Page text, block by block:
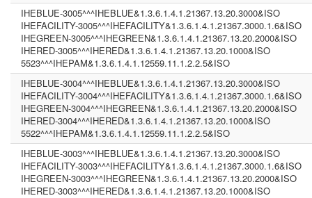
IHEBLUE-3005^^^IHEBLUE&1.3.6.1.4.1.21367.13.20.3000&ISO
IHEFACILITY-3005^^^IHEFACILITY&1.3.6.1.4.1.21367.3000.1.6&ISO
IHEGREEN-3005^^^IHEGREEN&1.3.6.1.4.1.21367.13.20.2000&ISO
IHERED-3005^^^IHERED&1.3.6.1.4.1.21367.13.20.1000&ISO
5523^^^IHEPAM&1.3.6.1.4.1.12559.11.1.2.2.5&ISO
IHEBLUE-3004^^^IHEBLUE&1.3.6.1.4.1.21367.13.20.3000&ISO
IHEFACILITY-3004^^^IHEFACILITY&1.3.6.1.4.1.21367.3000.1.6&ISO
IHEGREEN-3004^^^IHEGREEN&1.3.6.1.4.1.21367.13.20.2000&ISO
IHERED-3004^^^IHERED&1.3.6.1.4.1.21367.13.20.1000&ISO
5522^^^IHEPAM&1.3.6.1.4.1.12559.11.1.2.2.5&ISO
IHEBLUE-3003^^^IHEBLUE&1.3.6.1.4.1.21367.13.20.3000&ISO
IHEFACILITY-3003^^^IHEFACILITY&1.3.6.1.4.1.21367.3000.1.6&ISO
IHEGREEN-3003^^^IHEGREEN&1.3.6.1.4.1.21367.13.20.2000&ISO
IHERED-3003^^^IHERED&1.3.6.1.4.1.21367.13.20.1000&ISO